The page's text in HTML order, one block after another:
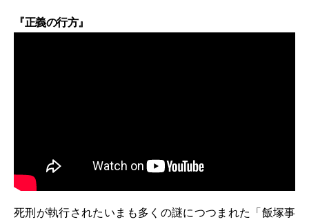
『正義の行方』
死刑が執行されたいまも多くの謎につつまれた「飯塚事